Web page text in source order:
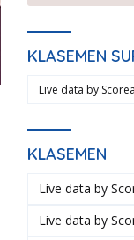
KLASEMEN
Live data by
KLASEMEN
Live data by
Live data by